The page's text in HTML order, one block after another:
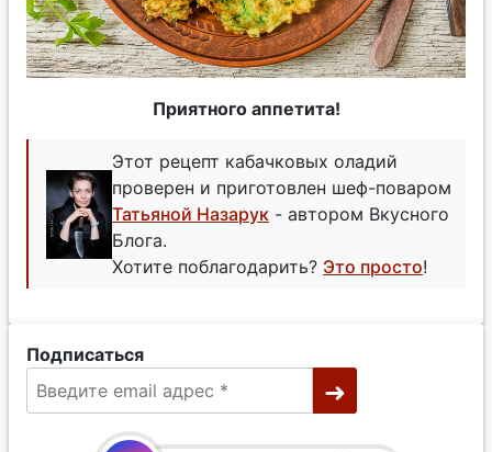
Приятного аппетита!
Этот рецепт кабачковых оладий
проверен и приготовлен шеф-поваром
Татьяной Назарук - автором Вкусного
Блога.
Хотите поблагодарить? Это просто!
Подписаться